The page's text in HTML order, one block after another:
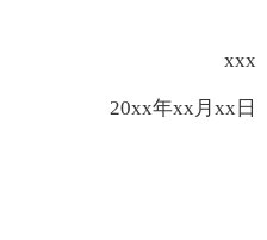
xxx
20xx年xx月xx日